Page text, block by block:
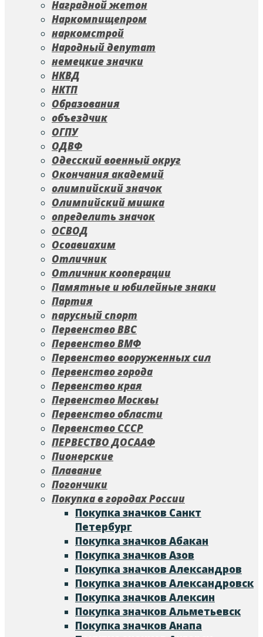
Наградной жетон
Наркомпищепром
наркомстрой
Народный депутат
немецкие значки
НКВД
НКТП
Образования
объездчик
ОГПУ
ОДВФ
Одесский военный округ
Окончания академий
олимпийский значок
Олимпийский мишка
определить значок
ОСВОД
Осоавиахим
Отличник
Отличник кооперации
Памятные и юбилейные знаки
Партия
парусный спорт
Первенство ВВС
Первенство ВМФ
Первенство вооруженных сил
Первенство города
Первенство края
Первенство Москвы
Первенство области
Первенство СССР
ПЕРВЕСТВО ДОСААФ
Пионерские
Плавание
Погончики
Покупка в городах России
Покупка значков Cанкт
Петербург
Покупка значков Абакан
Покупка значков Азов
Покупка значков Александров
Покупка значков Александровск
Покупка значков Алексин
Покупка значков Альметьевск
Покупка значков Анапа